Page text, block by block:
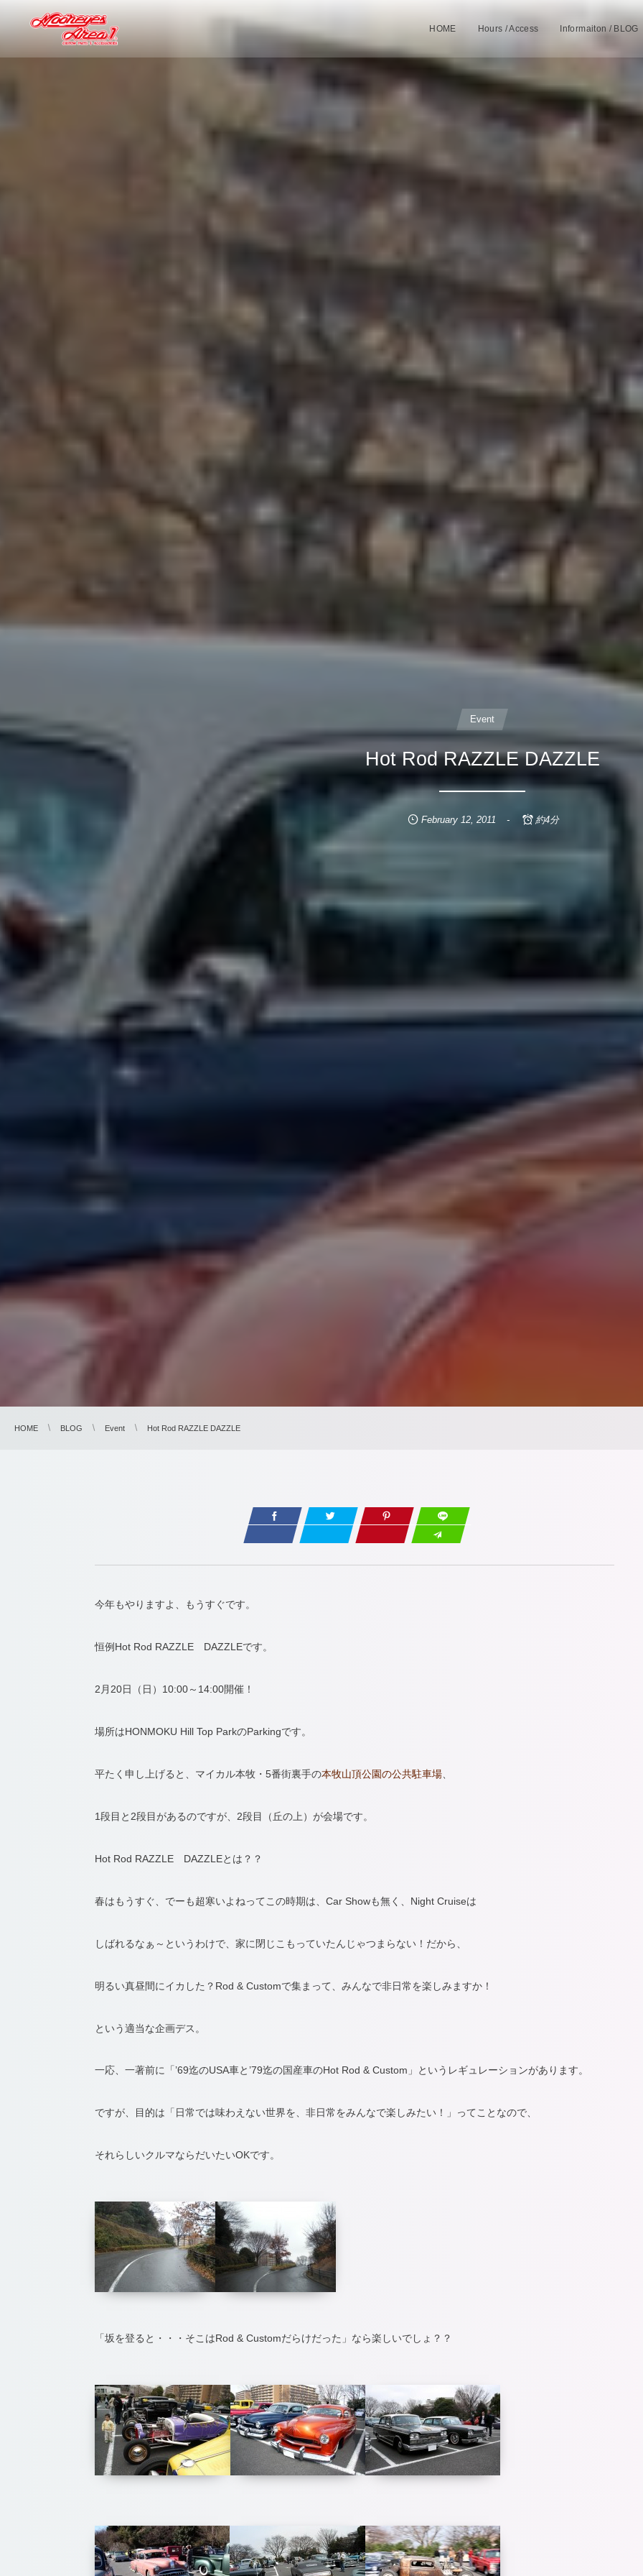
HOME Hours / Access Informaiton / BLOG
Event
Hot Rod RAZZLE DAZZLE
February 12, 2011 約4分
HOME BLOG Event Hot Rod RAZZLE DAZZLE
今年もやりますよ、もうすぐです。
恒例Hot Rod RAZZLE DAZZLEです。
2月20日（日）10:00～14:00開催！
場所はHONMOKU Hill Top ParkのParkingです。
平たく申し上げると、マイカル本牧・5番街裏手の本牧山頂公園の公共駐車場
1段目と2段目があるのですが、2段目（丘の上）が会場です。
Hot Rod RAZZLE DAZZLEとは？？
春はもうすぐ、でーも超寒いよねってこの時期は、Car Showも無く、Night Cruiseは
しばれるなぁ～というわけで、家に閉じこもっていたんじゃつまらない！だから、
明るい真昼間にイカした？Rod & Customで集まって、みんなで非日常を楽しみますか！
という適当な企画デス。
一応、一著前に「’69迄のUSA車と’79迄の国産車のHot Rod & Custom」というレギュレーションがあります。
ですが、目的は「日常では味わえない世界を、非日常をみんなで楽しみたい！」ってことなので、
それらしいクルマならだいたいOKです。
「坂を登ると・・・そこはRod & Customだらけだった」なら楽しいでしょ？？